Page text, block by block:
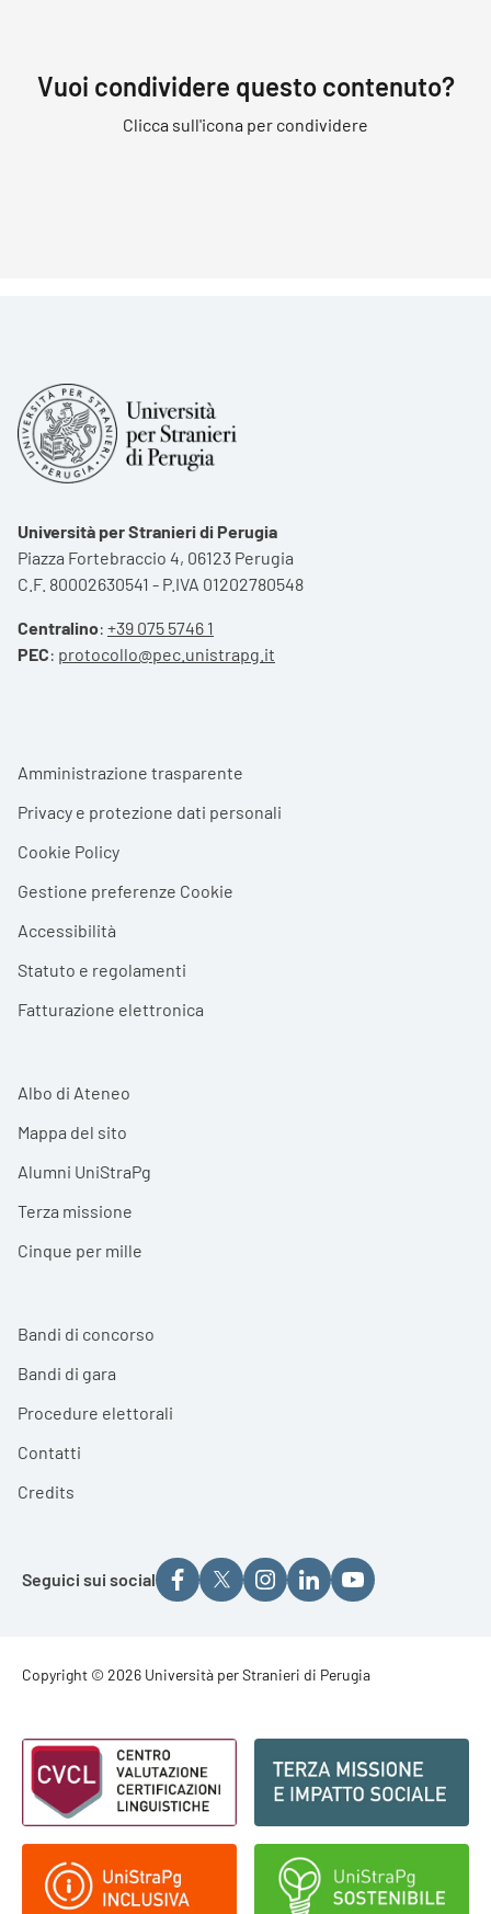
Vuoi condividere questo contenuto?
Clicca sull'icona per condividere
Università per Stranieri di Perugia
Piazza Fortebraccio 4, 06123 Perugia
C.F. 80002630541 - P.IVA 01202780548
Centralino: +39 075 5746 1
PEC: protocollo@pec.unistrapg.it
Footer menu
Amministrazione trasparente
Privacy e protezione dati personali
Cookie Policy
Gestione preferenze Cookie
Accessibilità
Statuto e regolamenti
Fatturazione elettronica
Albo di Ateneo
Mappa del sito
Alumni UniStraPg
Terza missione
Cinque per mille
Bandi di concorso
Bandi di gara
Procedure elettorali
Contatti
Credits
Seguici sui social
Footer - Copyright
Copyright © 2026 Università per Stranieri di Perugia
Footer - Loghi